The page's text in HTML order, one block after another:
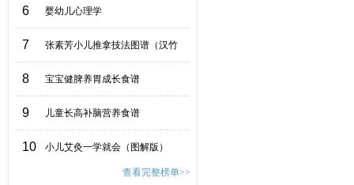
6 婴幼儿心理学
7 张素芳小儿推拿技法图谱（汉竹
8 宝宝健脾养胃成长食谱
9 儿童长高补脑营养食谱
10 小儿艾灸一学就会（图解版）
查看完整榜单>>